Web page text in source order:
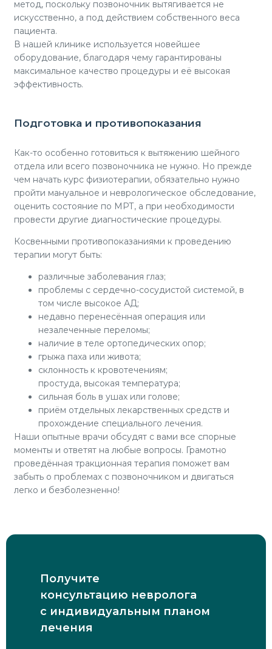
метод, поскольку позвоночник вытягивается не
искусственно, а под действием собственного веса
пациента.
В нашей клинике используется новейшее
оборудование, благодаря чему гарантированы
максимальное качество процедуры и её высокая
эффективность.
Подготовка и противопоказания
Как-то особенно готовиться к вытяжению шейного
отдела или всего позвоночника не нужно. Но прежде
чем начать курс физиотерапии, обязательно нужно
пройти мануальное и неврологическое обследование,
оценить состояние по МРТ, а при необходимости
провести другие диагностические процедуры.
Косвенными противопоказаниями к проведению
терапии могут быть:
различные заболевания глаз;
проблемы с сердечно-сосудистой системой, в
том числе высокое АД;
недавно перенесённая операция или
незалеченные переломы;
наличие в теле ортопедических опор;
грыжа паха или живота;
склонность к кровотечениям;
простуда, высокая температура;
сильная боль в ушах или голове;
приём отдельных лекарственных средств и
прохождение специального лечения.
Наши опытные врачи обсудят с вами все спорные
моменты и ответят на любые вопросы. Грамотно
проведённая тракционная терапия поможет вам
забыть о проблемах с позвоночником и двигаться
легко и безболезненно!
Получите
консультацию невролога
с индивидуальным планом
лечения